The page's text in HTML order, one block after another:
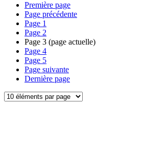
Première page
Page précédente
Page 1
Page 2
Page 3 (page actuelle)
Page 4
Page 5
Page suivante
Dernière page